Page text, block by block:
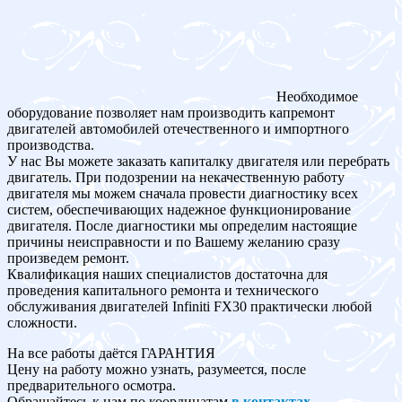
Необходимое
оборудование позволяет нам производить капремонт
двигателей автомобилей отечественного и импортного
производства.
У нас Вы можете заказать капиталку двигателя или перебрать
двигатель. При подозрении на некачественную работу
двигателя мы можем сначала провести диагностику всех
систем, обеспечивающих надежное функционирование
двигателя. После диагностики мы определим настоящие
причины неисправности и по Вашему желанию сразу
произведем ремонт.
Квалификация наших специалистов достаточна для
проведения капитального ремонта и технического
обслуживания двигателей Infiniti FX30 практически любой
сложности.
На все работы даётся ГАРАНТИЯ
Цену на работу можно узнать, разумеется, после
предварительного осмотра.